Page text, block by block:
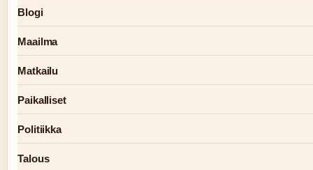
Blogi
Maailma
Matkailu
Paikalliset
Politiikka
Talous